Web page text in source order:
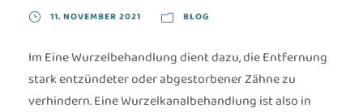
11. NOVEMBER 2021 BLOG
Im Eine Wurzelbehandlung dient dazu, die Entfernung
stark entzündeter oder abgestorbener Zähne zu
verhindern. Eine Wurzelkanalbehandlung ist also in